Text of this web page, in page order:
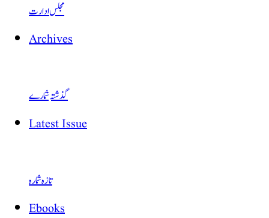
مجلس ادارت
Archives
گذشتہ شمارے
Latest Issue
تازہ شمارہ
Ebooks